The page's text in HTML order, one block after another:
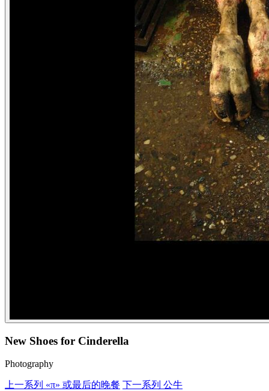
New Shoes for Cinderella
Photography
上一系列 «π» 或最后的晚餐 下一系列 公牛